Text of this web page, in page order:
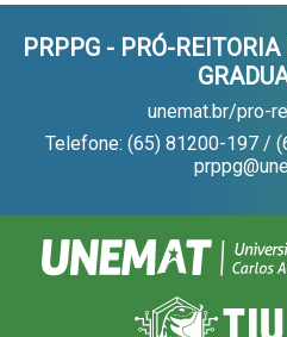
PRPPG - PRÓ-
unemat.br/pro-
Telefone: (65) 81200-197 /